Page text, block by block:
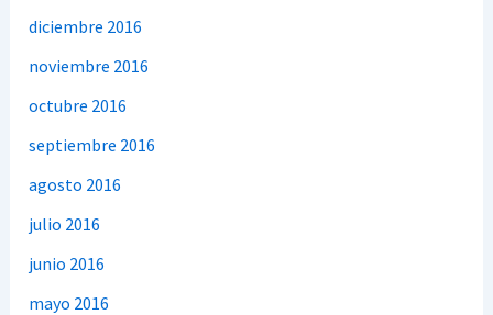
diciembre 2016
noviembre 2016
octubre 2016
septiembre 2016
agosto 2016
julio 2016
junio 2016
mayo 2016